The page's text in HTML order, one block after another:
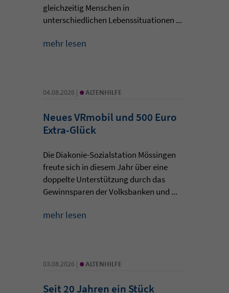
gleichzeitig Menschen in
unterschiedlichen Lebenssituationen ...
mehr lesen
04.08.2026 | • ALTENHILFE
Neues VRmobil und 500 Euro
Extra-Glück
Die Diakonie-Sozialstation Mössingen
freute sich in diesem Jahr über eine
doppelte Unterstützung durch das
Gewinnsparen der Volksbanken und ...
mehr lesen
03.08.2026 | • ALTENHILFE
Seit 20 Jahren ein Stück